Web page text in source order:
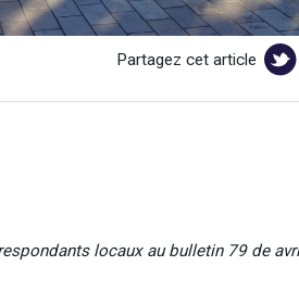
Partagez cet article
locaux au bulletin 79 de